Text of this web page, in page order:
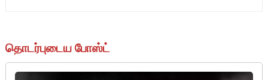
தொடர்புடைய போஸ்ட்